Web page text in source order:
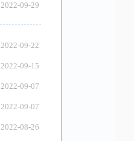
2022-09-29
2022-09-22
2022-09-15
2022-09-07
2022-09-07
2022-08-26